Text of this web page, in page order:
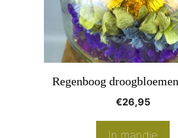
Regenboog
€26,95